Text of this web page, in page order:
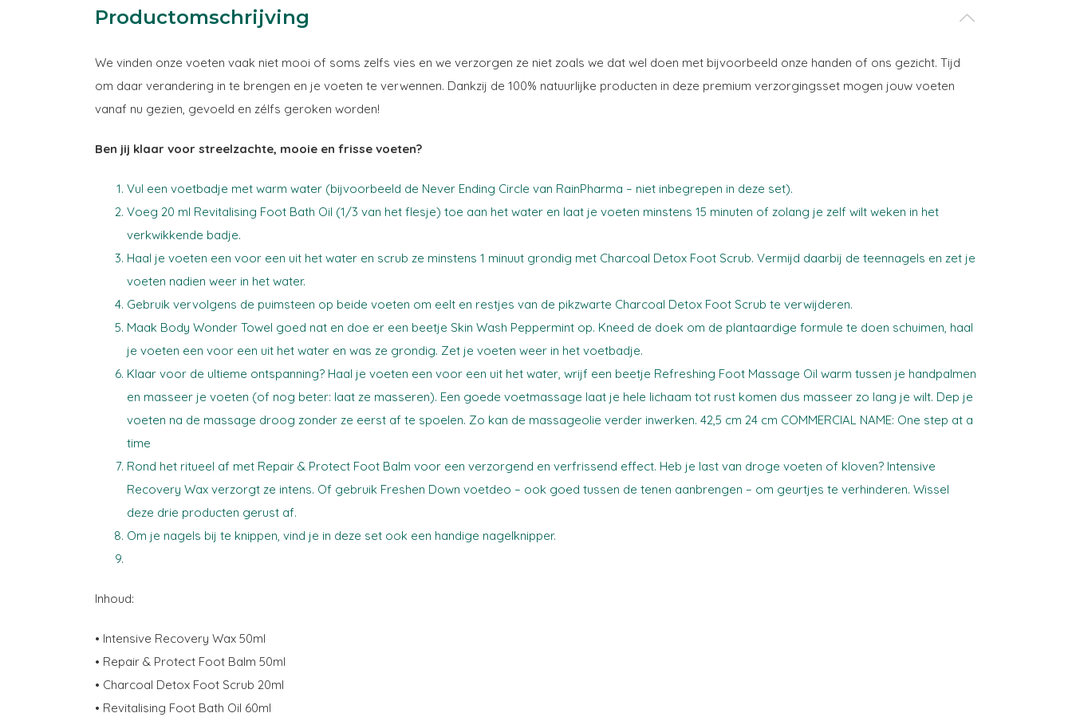
Productomschrijving
We vinden onze voeten vaak niet mooi of soms zelfs vies en we verzorgen ze niet zoals we dat wel doen met bijvoorbeeld onze handen of ons gezicht. Tijd
om daar verandering in te brengen en je voeten te verwennen. Dankzij de 100% natuurlijke producten in deze premium verzorgingsset mogen jouw voeten
vanaf nu gezien, gevoeld en zélfs geroken worden!
Ben jij klaar voor streelzachte, mooie en frisse voeten?
Vul een voetbadje met warm water (bijvoorbeeld de Never Ending Circle van RainPharma – niet inbegrepen in deze set).
Voeg 20 ml Revitalising Foot Bath Oil (1/3 van het flesje) toe aan het water en laat je voeten minstens 15 minuten of zolang je zelf wilt weken in het
verkwikkende badje.
Haal je voeten een voor een uit het water en scrub ze minstens 1 minuut grondig met Charcoal Detox Foot Scrub. Vermijd daarbij de teennagels en zet je
voeten nadien weer in het water.
Gebruik vervolgens de puimsteen op beide voeten om eelt en restjes van de pikzwarte Charcoal Detox Foot Scrub te verwijderen.
Maak Body Wonder Towel goed nat en doe er een beetje Skin Wash Peppermint op. Kneed de doek om de plantaardige formule te doen schuimen, haal
je voeten een voor een uit het water en was ze grondig. Zet je voeten weer in het voetbadje.
Klaar voor de ultieme ontspanning? Haal je voeten een voor een uit het water, wrijf een beetje Refreshing Foot Massage Oil warm tussen je handpalmen
en masseer je voeten (of nog beter: laat ze masseren). Een goede voetmassage laat je hele lichaam tot rust komen dus masseer zo lang je wilt. Dep je
voeten na de massage droog zonder ze eerst af te spoelen. Zo kan de massageolie verder inwerken. 42,5 cm 24 cm COMMERCIAL NAME: One step at a
time
Rond het ritueel af met Repair & Protect Foot Balm voor een verzorgend en verfrissend effect. Heb je last van droge voeten of kloven? Intensive
Recovery Wax verzorgt ze intens. Of gebruik Freshen Down voetdeo – ook goed tussen de tenen aanbrengen – om geurtjes te verhinderen. Wissel
deze drie producten gerust af.
Om je nagels bij te knippen, vind je in deze set ook een handige nagelknipper.
Inhoud:
• Intensive Recovery Wax 50ml
• Repair & Protect Foot Balm 50ml
• Charcoal Detox Foot Scrub 20ml
• Revitalising Foot Bath Oil 60ml